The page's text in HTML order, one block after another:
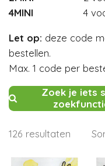
4MINI 4
Let op: deze code
bestellen.
Max. 1 code per
Zoek je iets
126 resultaten